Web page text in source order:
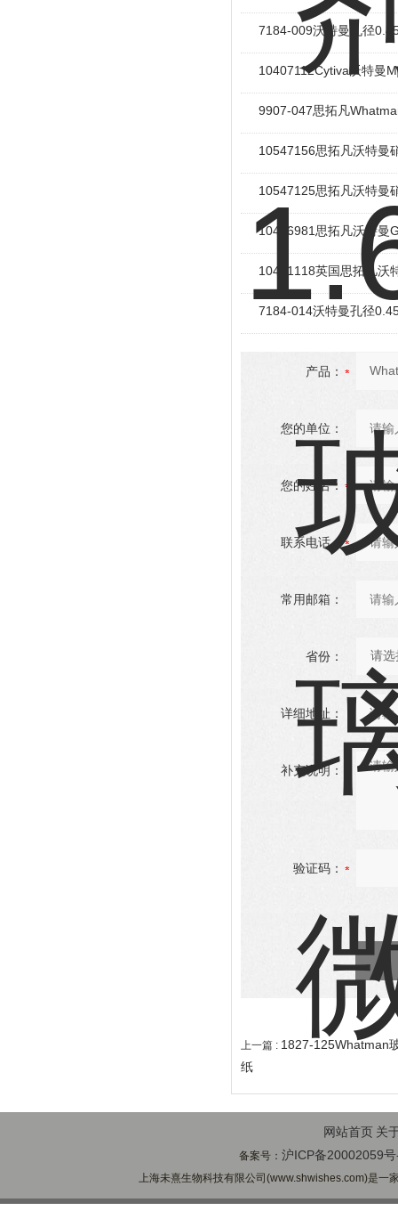
7184-009沃特曼孔径
10407112Cytiva沃特曼
9907-047思拓凡
10547156思拓凡沃特曼
10547125思拓凡沃特曼
10426981思拓凡沃特曼
10401118英国思拓凡沃
7184-014沃特曼孔径
产品：
您的单位：
您的姓名：
联系电话：
常用邮箱：
省份：
详细地址：
补充说明：
验证码：
上一篇 : 1827-125Whatman
纸
网站首页 关
备案号：沪ICP备20002059
上海未熹生物科技有限公司(www.shwishes.com)是一